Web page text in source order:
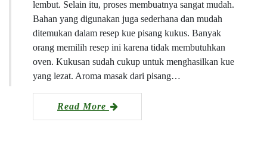
lembut. Selain itu, proses membuatnya sangat mudah.
Bahan yang digunakan juga sederhana dan mudah
ditemukan dalam resep kue pisang kukus. Banyak
orang memilih resep ini karena tidak membutuhkan
oven. Kukusan sudah cukup untuk menghasilkan kue
yang lezat. Aroma masak dari pisang…
Read More